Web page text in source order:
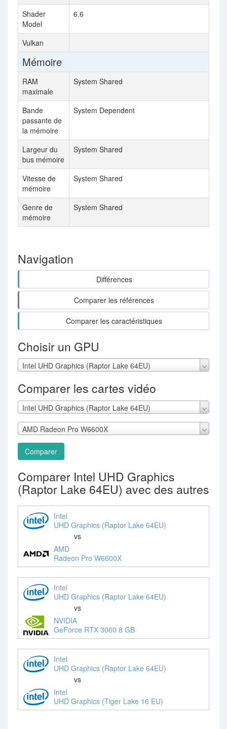
Shader
Model
6.6
Vulkan
Mémoire
RAM
maximale
System Shared
Bande
passante de
la mémoire
System Dependent
Largeur du
bus mémoire
System Shared
Vitesse de
mémoire
System Shared
Genre de
mémoire
System Shared
Navigation
Différences
Comparer les références
Comparer les caractéristiques
Choisir un GPU
Intel UHD Graphics (Raptor Lake 64EU)
Comparer les cartes vidéo
Intel UHD Graphics (Raptor Lake 64EU)
AMD Radeon Pro W6600X
Comparer
Comparer Intel UHD Graphics
(Raptor Lake 64EU) avec des autres
Intel
UHD Graphics (Raptor Lake 64EU)
vs
AMD
Radeon Pro W6600X
Intel
UHD Graphics (Raptor Lake 64EU)
vs
NVIDIA
GeForce RTX 3060 8 GB
Intel
UHD Graphics (Raptor Lake 64EU)
vs
Intel
UHD Graphics (Tiger Lake 16 EU)